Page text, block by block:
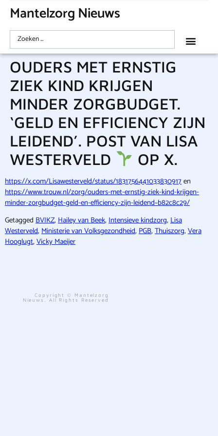
Mantelzorg Nieuws
OUDERS MET ERNSTIG
ZIEK KIND KRIJGEN
MINDER ZORGBUDGET.
‘GELD EN EFFICIENCY ZIJN
LEIDEND’. POST VAN LISA
WESTERVELD
OP X.
https://x.com/Lisawesterveld/status/1831756441033830917en
https://www.trouw.nl/zorg/ouders-met-ernstig-ziek-kind-krijgen-
minder-zorgbudget-geld-en-efficiency-zijn-leidend~b82c8c29/
Getagged BVIKZ, Hailey van Beek, Intensieve kindzorg, Lisa
Westerveld, Ministerie van Volksgezondheid, PGB, Thuiszorg, Vera
Hooglugt, Vicky Maeijer
Copyright © Mantelzorg
Nieuws. All Rights Reserved